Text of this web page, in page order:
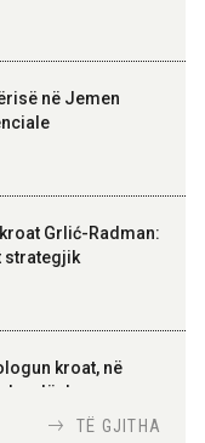
Kosovë!
i themelimit të
të Skënderbeut
në Jemen
Grlić-Radman:
strategjik
kroat, në
TË GJITHA